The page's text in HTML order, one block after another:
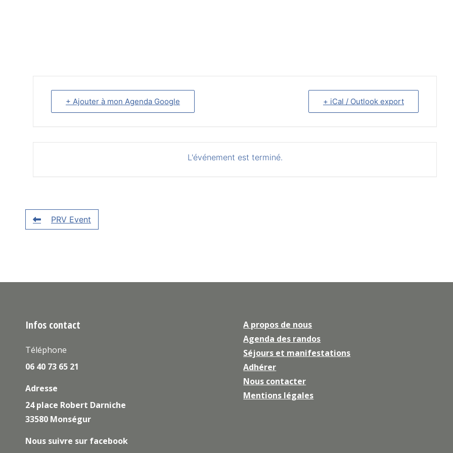
+ Ajouter à mon Agenda Google + iCal / Outlook export
L'événement est terminé.
PRV Event
Infos contact
Téléphone
06 40 73 65 21
Adresse
24 place Robert Darniche
33580 Monségur
Nous suivre sur facebook
A propos de nous
Agenda des randos
Séjours et manifestations
Adhérer
Nous contacter
Mentions légales